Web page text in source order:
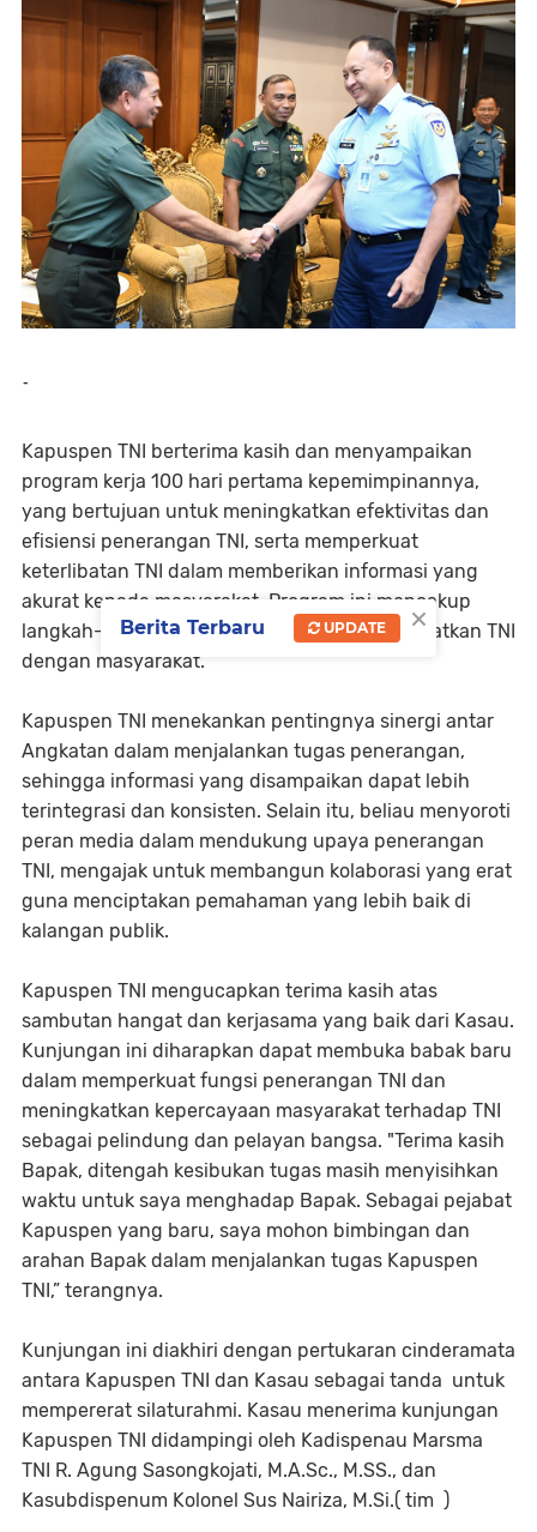
-
Kapuspen TNI berterima kasih dan menyampaikan
program kerja 100 hari pertama kepemimpinannya,
yang bertujuan untuk meningkatkan efektivitas dan
efisiensi penerangan TNI, serta memperkuat
keterlibatan TNI dalam memberikan informasi yang
akurat kepada masyarakat. Program ini mencakup
langkah-langkah inovatif untuk lebih mendekatkan TNI
dengan masyarakat.
Kapuspen TNI menekankan pentingnya sinergi antar
Angkatan dalam menjalankan tugas penerangan,
sehingga informasi yang disampaikan dapat lebih
terintegrasi dan konsisten. Selain itu, beliau menyoroti
peran media dalam mendukung upaya penerangan
TNI, mengajak untuk membangun kolaborasi yang erat
guna menciptakan pemahaman yang lebih baik di
kalangan publik.
Kapuspen TNI mengucapkan terima kasih atas
sambutan hangat dan kerjasama yang baik dari Kasau.
Kunjungan ini diharapkan dapat membuka babak baru
dalam memperkuat fungsi penerangan TNI dan
meningkatkan kepercayaan masyarakat terhadap TNI
sebagai pelindung dan pelayan bangsa. "Terima kasih
Bapak, ditengah kesibukan tugas masih menyisihkan
waktu untuk saya menghadap Bapak. Sebagai pejabat
Kapuspen yang baru, saya mohon bimbingan dan
arahan Bapak dalam menjalankan tugas Kapuspen
TNI,” terangnya.
Kunjungan ini diakhiri dengan pertukaran cinderamata
antara Kapuspen TNI dan Kasau sebagai tanda untuk
mempererat silaturahmi. Kasau menerima kunjungan
Kapuspen TNI didampingi oleh Kadispenau Marsma
TNI R. Agung Sasongkojati, M.A.Sc., M.SS., dan
Kasubdispenum Kolonel Sus Nairiza, M.Si.( tim )
×
Berita Terbaru UPDATE